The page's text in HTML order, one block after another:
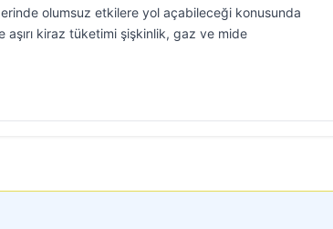
olumsuz etkilere yol açabileceği konusunda
aşırı kiraz tüketimi şişkinlik, gaz ve mide